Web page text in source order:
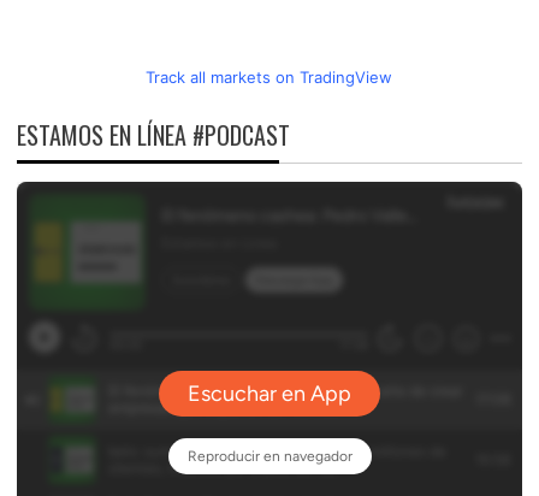
Track all markets on TradingView
ESTAMOS EN LÍNEA #PODCAST